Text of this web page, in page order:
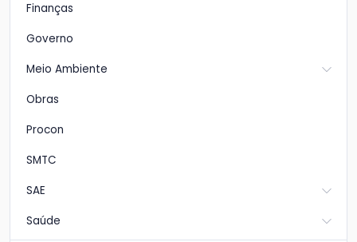
Finanças
Governo
Meio Ambiente
Obras
Procon
SMTC
SAE
Saúde